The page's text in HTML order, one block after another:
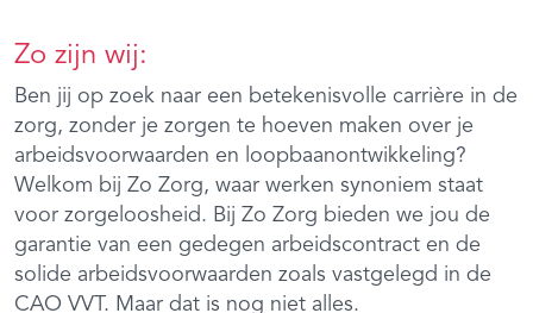
Zo zijn wij:
Ben jij op zoek naar een betekenisvolle carrière in de
zorg, zonder je zorgen te hoeven maken over je
arbeidsvoorwaarden en loopbaanontwikkeling?
Welkom bij Zo Zorg, waar werken synoniem staat
voor zorgeloosheid. Bij Zo Zorg bieden we jou de
garantie van een gedegen arbeidscontract en de
solide arbeidsvoorwaarden zoals vastgelegd in de
CAO VVT. Maar dat is nog niet alles.